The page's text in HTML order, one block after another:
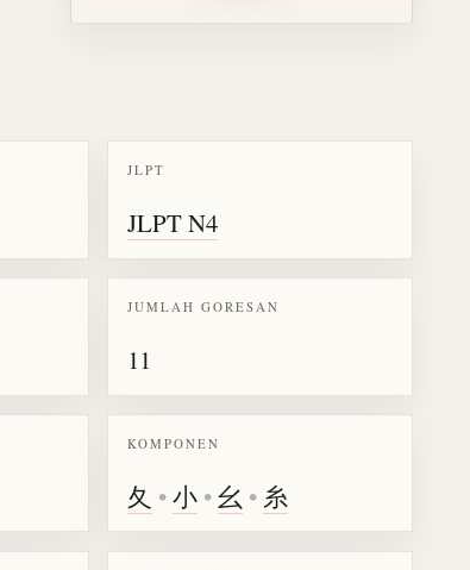
JLPT
JLPT N4
JUMLAH GORESAN
11
KOMPONEN
夂 •小 •幺 • 糸